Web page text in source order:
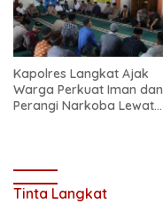
Kapolres Langkat Ajak
Warga Perkuat Iman dan
Perangi Narkoba Lewat
Tinta Langkat